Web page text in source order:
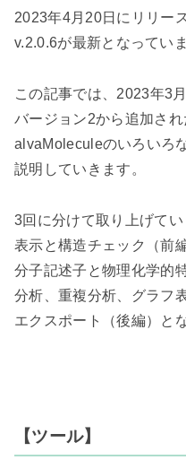
2023年4月 20日にリリー
v.2.0.6が最新となっていま
この記事では、 2023年3
バージョン2から追加さ
alvaMoleculeのいろいろ
説明していきます。
3回に分けて取り上げて
表示と構造チェック（前
分子記述子と物理化学的
分析、重複分析、グラフ
エクスポート（後編）と
【ツール】